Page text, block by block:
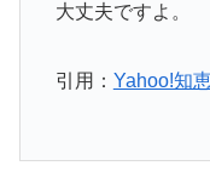
大丈夫ですよ。
引用： Yahoo!知